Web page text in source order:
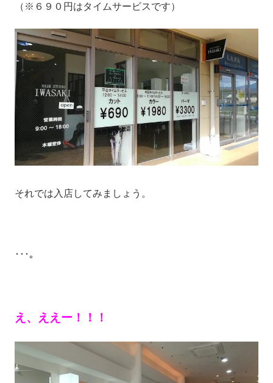
（※６９０円はタイムサービスです）
それでは入店してみましょう。
･･･。
え、ええー！！！